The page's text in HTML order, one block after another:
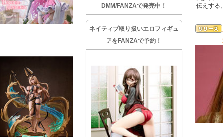
DMM/FANZAで発売中！
ネイティブ取り扱いエロフィギュ
アをFANZAで予約！
伝えする